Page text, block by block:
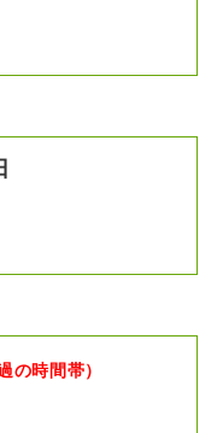
の時間帯）